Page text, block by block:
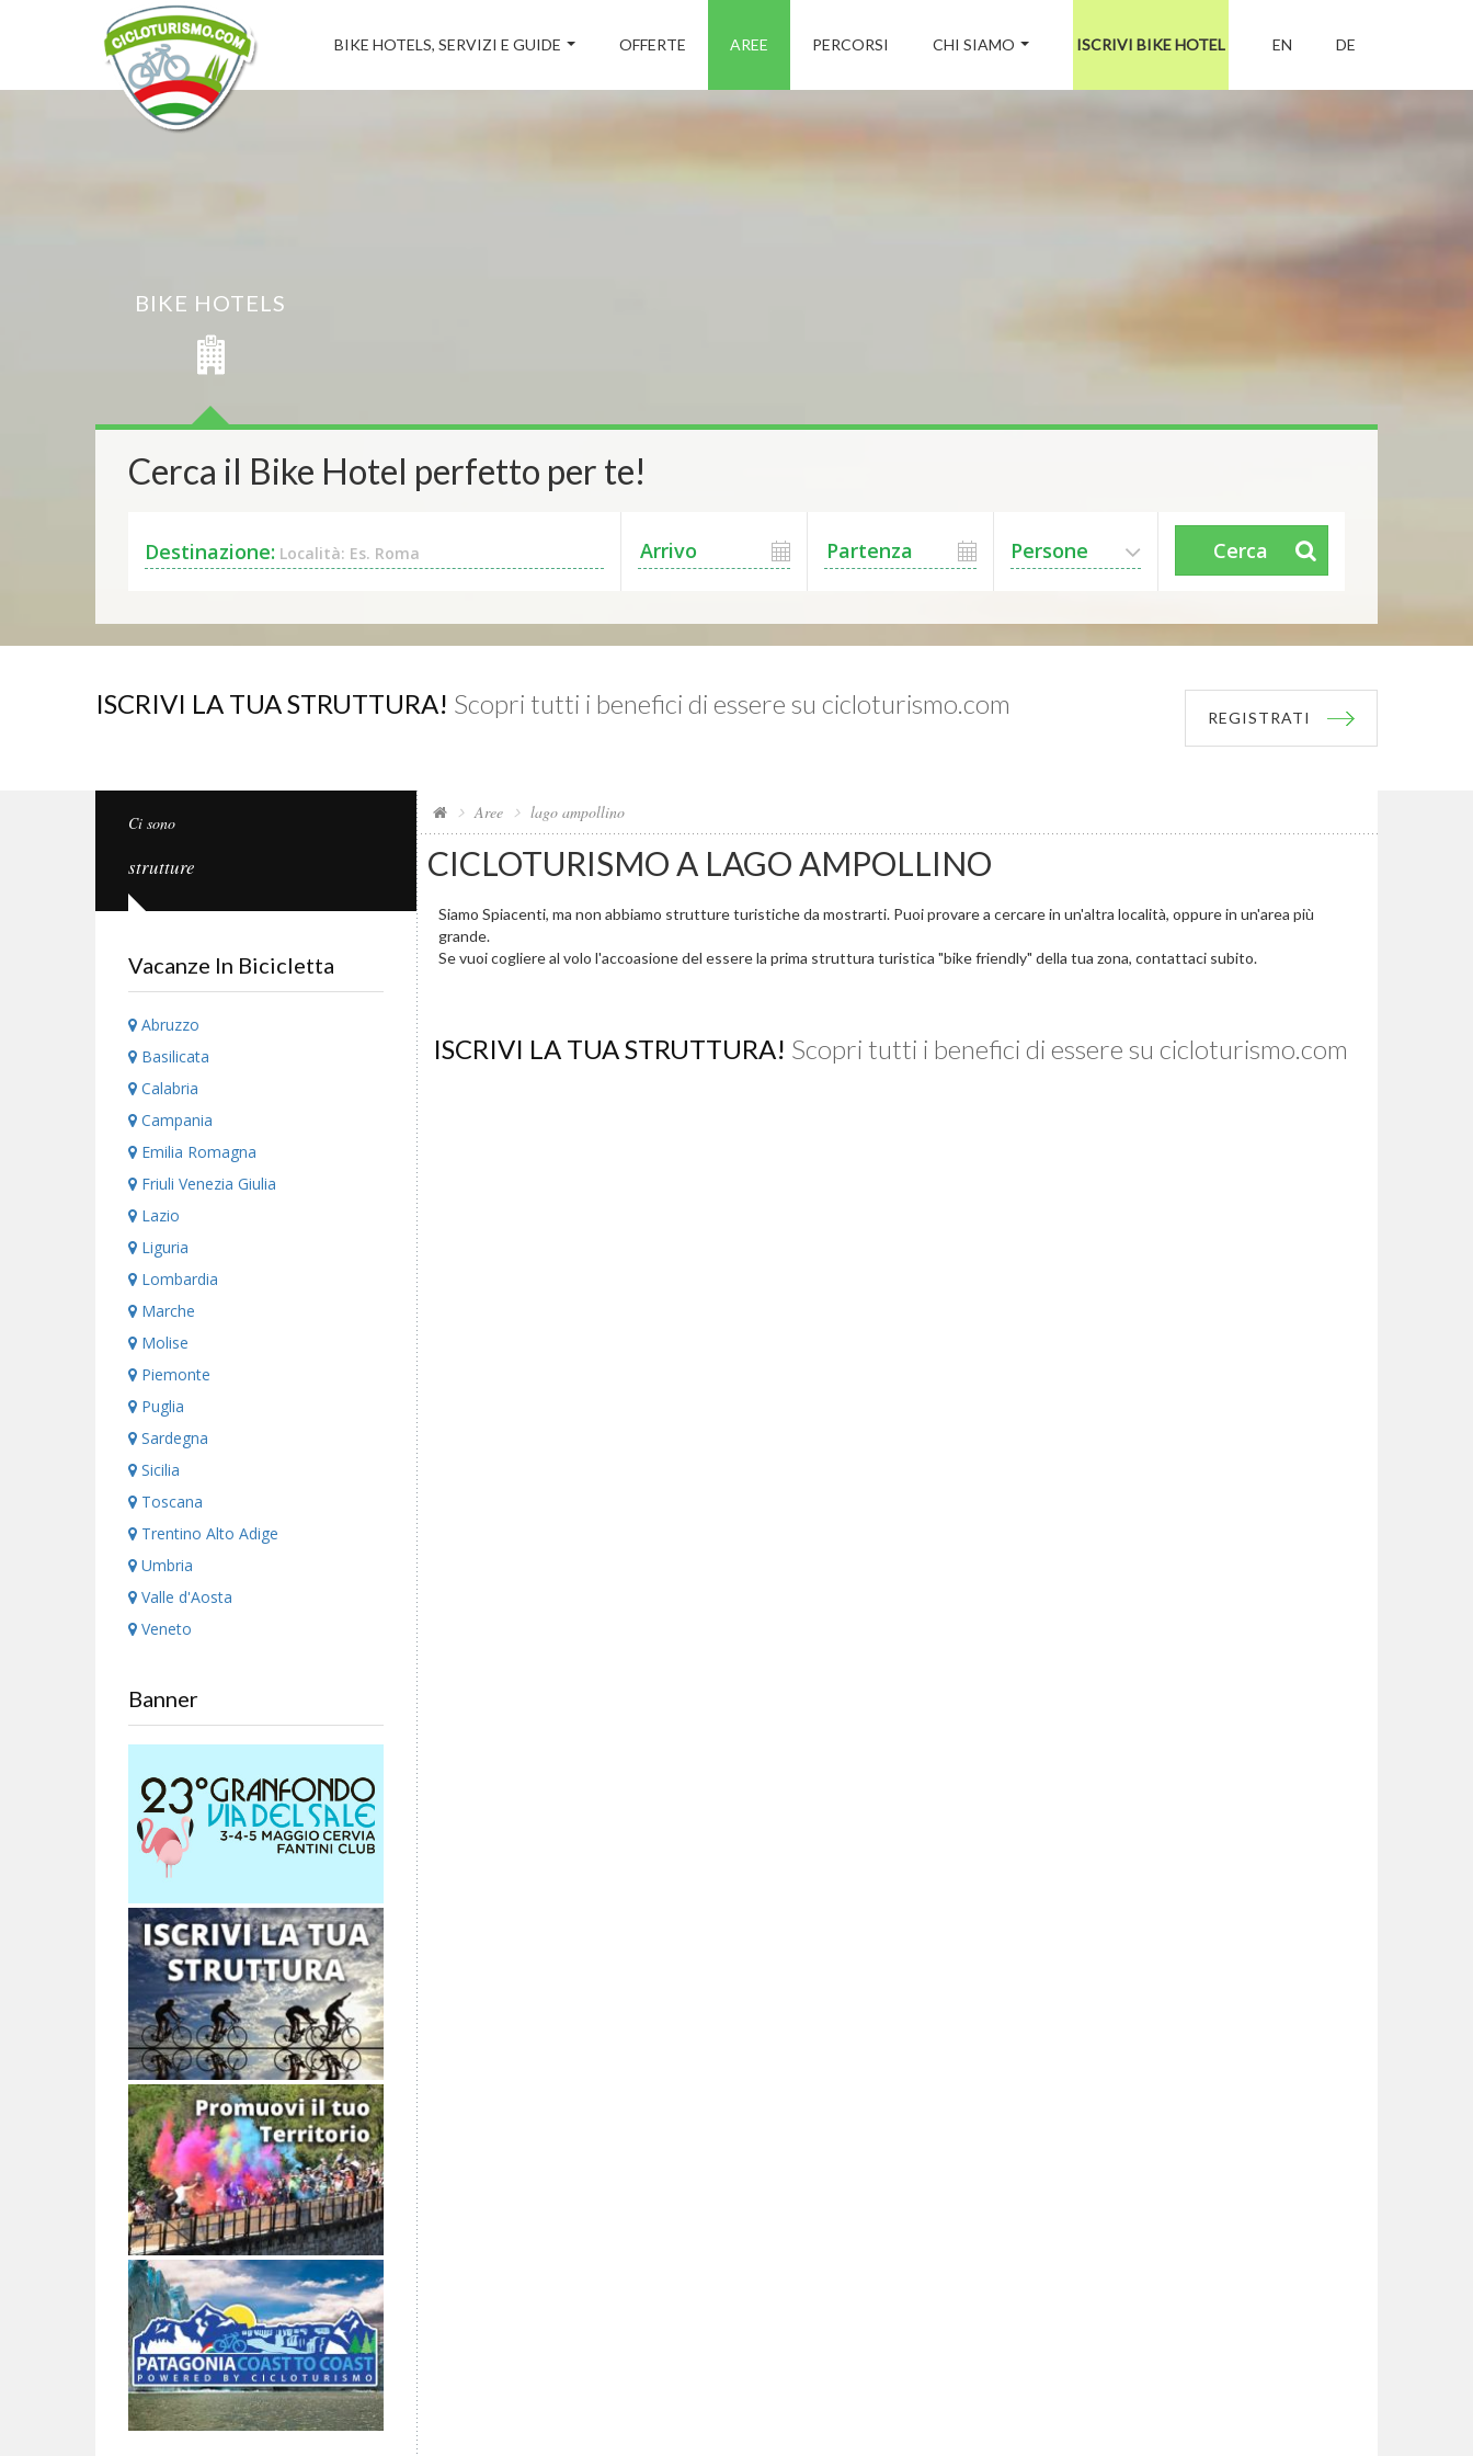
BIKE HOTELS, SERVIZI E GUIDE OFFERTE AREE PERCORSI CHI SIAMO ISCRIVI BIKE HOTEL EN DE
BIKE HOTELS
Cerca il Bike Hotel perfetto per te!
Destinazione: Località: Es. Roma Persone Cerca
ISCRIVI LA TUA STRUTTURA! Scopri tutti i benefici di essere su cicloturismo.com REGISTRATI
Aree lago ampollino
CICLOTURISMO A LAGO AMPOLLINO
Siamo Spiacenti, ma non abbiamo strutture turistiche da mostrarti. Puoi provare a cercare in un'altra località, oppure in un'area più
grande.
Se vuoi cogliere al volo l'accoasione del essere la prima struttura turistica "bike friendly" della tua zona, contattaci subito.
ISCRIVI LA TUA STRUTTURA! Scopri tutti i benefici di essere su cicloturismo.com
Ci sono
strutture
Vacanze In Bicicletta
Abruzzo
Basilicata
Calabria
Campania
Emilia Romagna
Friuli Venezia Giulia
Lazio
Liguria
Lombardia
Marche
Molise
Piemonte
Puglia
Sardegna
Sicilia
Toscana
Trentino Alto Adige
Umbria
Valle d'Aosta
Veneto
Banner